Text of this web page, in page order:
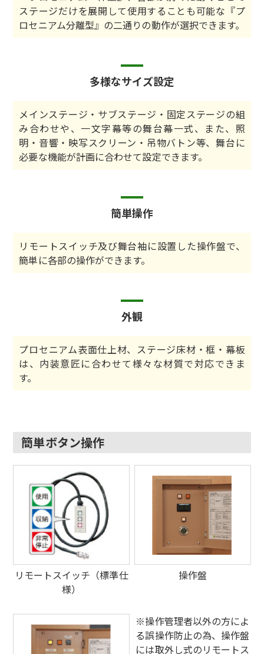
ステージだけを展開して使用することも可能な『プ
ロセニアム分離型』の二通りの動作が選択できます。
多様なサイズ設定
メインステージ・サブステージ・固定ステージの組
み合わせや、一文字幕等の舞台幕一式、また、照
明・音響・映写スクリーン・吊物バトン等、舞台に
必要な機能が計画に合わせて設定できます。
簡単操作
リモートスイッチ及び舞台袖に設置した操作盤で、
簡単に各部の操作ができます。
外観
プロセニアム表面仕上材、ステージ床材・框・幕板
は、内装意匠に合わせて様々な材質で対応できま
す。
簡単ボタン操作
リモートスイッチ（標準仕
様）
操作盤
※操作管理者以外の方によ
る誤操作防止の為、操作盤
には取外し式のリモートス